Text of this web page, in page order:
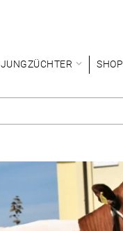
JUNGZÜCHTER SHOP